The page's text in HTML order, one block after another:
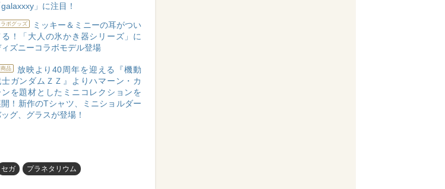
galaxxxy」に注目！
ラボグッズ
ミッキー＆ミニーの耳がつい
る！「大人の氷かき器シリーズ」に
ズニーコラボモデル登場
品
放映より40周年を迎える『機動
士ガンダムＺＺ』よりハマーン・カ
ンを題材としたミニコレクションを
開！新作のTシャツ、ミニショルダー
グ、グラスが登場！
セガ プラネタリウム